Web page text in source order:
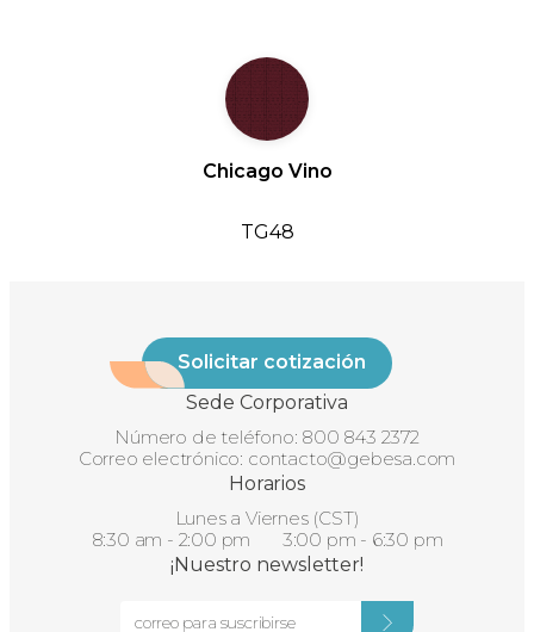
Chicago Vino
TG48
Solicitar cotización
Sede Corporativa
Número de teléfono: 800 843 2372
Correo electrónico: contacto@gebesa.com
Horarios
Lunes a Viernes (CST)
8:30 am - 2:00 pm 3:00 pm - 6:30 pm
¡Nuestro newsletter!